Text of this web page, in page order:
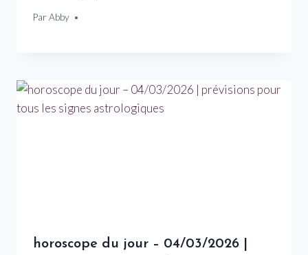
Par Abby
16 juillet 2026
horoscope du jour – 04/03/2026 |